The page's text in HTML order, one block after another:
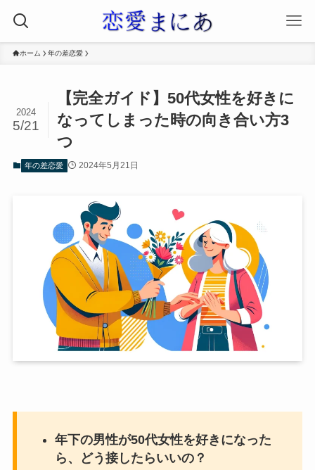
ホーム 年の差恋愛
【完全ガイド】50代女性を好きに
なってしまった時の向き合い方3
つ
2024
5/21
年の差恋愛 2024年5月21日
年下の男性が50代女性を好きになった
ら、どう接したらいいの？